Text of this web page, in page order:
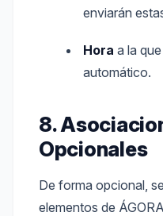
enviarán
Hora a la
automático.
8.
Opcionales
De forma opcional,
elementos de